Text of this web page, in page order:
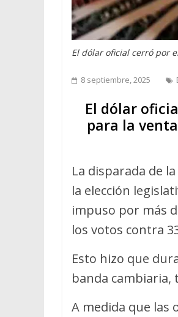
El dólar oficial cerró por
8 septiembre, 2025
El dólar
para la
La disparada de
la elección
impuso por más
los votos contra
Esto hizo que
banda cambiaria,
A medida que las